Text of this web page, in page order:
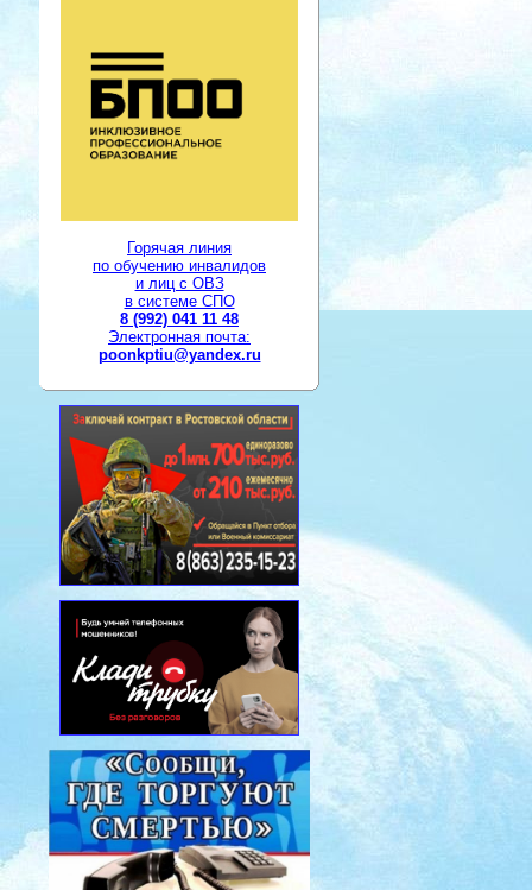
Горячая линия
по обучению инвалидов
и лиц с ОВЗ
в системе СПО
8 (992) 041 11 48
Электронная почта:
poonkptiu@yandex.ru